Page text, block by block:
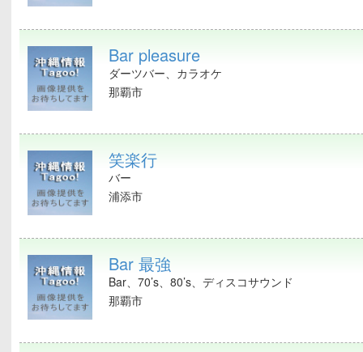
Bar pleasure
ダーツバー、カラオケ
那覇市
笑楽行
バー
浦添市
Bar 最強
Bar、70’s、80’s、ディスコサウンド
那覇市